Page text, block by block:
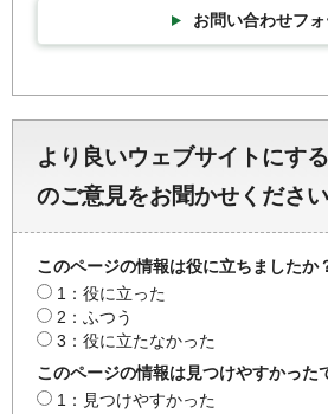
お問い合わせフ
より良いウェブサイトにす
のご意見をお聞かせください
このページの情報は役に立ちましたか
1：役に立った
2：ふつう
3：役に立たなかった
このページの情報は見つけやすかった
1：見つけやすかった